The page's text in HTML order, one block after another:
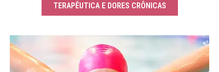
TERAPÊUTICA E DORES CRÔNICAS